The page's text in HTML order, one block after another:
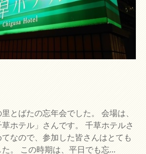
とばたの忘年会でした。 会場は、
ホテル」さんです。 千草ホテルさ
なので、参加した皆さんはとても
。 この時期は、平日でも忘...